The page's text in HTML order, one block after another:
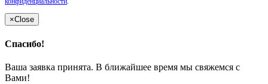
×Close
Спасибо!
Ваша заявка принята. В ближайшее время мы свяжемся с
Вами!